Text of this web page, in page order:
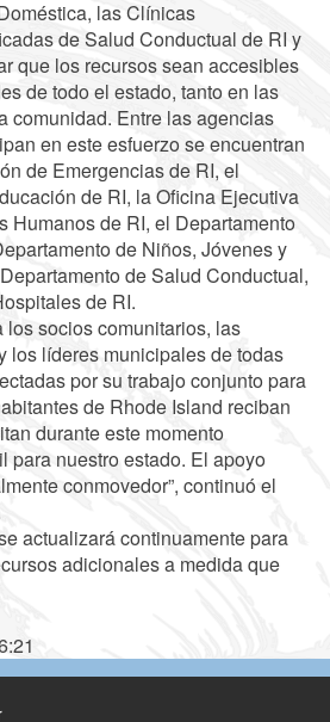
las Clínicas
de Salud Conductual de RI y
que los recursos sean accesibles
de todo el estado, tanto en las
comunidad. Entre las agencias
en este esfuerzo se encuentran
de Emergencias de RI, el
de RI, la Oficina Ejecutiva
Humanos de RI, el Departamento
de Niños, Jóvenes y
de Salud Conductual,
de RI.
los socios comunitarios, las
los líderes municipales de todas
por su trabajo conjunto para
de Rhode Island reciban
durante este momento
para nuestro estado. El apoyo
conmovedor”, continuó el
actualizará continuamente para
adicionales a medida que